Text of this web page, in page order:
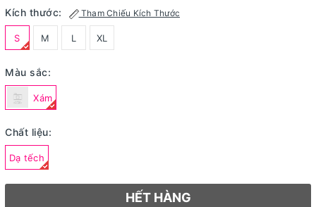
Kích thước: Tham Chiếu Kích Thước
S M L XL
Màu sắc:
Xám
Chất liệu:
Dạ tếch
HẾT HÀNG